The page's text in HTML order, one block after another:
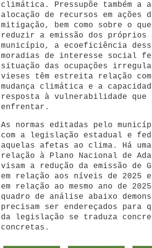
climática. Pressupõe também a
alocação de recursos em ações
mitigação, bem como sobre o
reduzir a emissão dos
município, a ecoeficiência
moradias de interesse social
situação das ocupações
vieses têm estreita relação
mudança climática e a
resposta à vulnerabilidade que
enfrentar.
As normas editadas pelo
com a legislação estadual e
aquelas afetas ao clima. Há uma
relação à Plano Nacional de
visam a redução da emissão de
em relação aos níveis de 2025
em relação ao mesmo ano de
quadro de análise abaixo
precisam ser endereçados para
da legislação se traduza
concretas.